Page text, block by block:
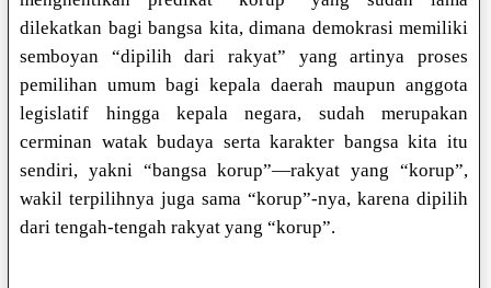
dilekatkan bagi bangsa kita, dimana demokrasi memiliki
semboyan “dipilih dari rakyat” yang artinya proses
pemilihan umum bagi kepala daerah maupun anggota
legislatif hingga kepala negara, sudah merupakan
cerminan watak budaya serta karakter bangsa kita itu
sendiri, yakni “bangsa korup”—rakyat yang “korup”,
wakil terpilihnya juga sama “korup”-nya, karena dipilih
dari tengah-tengah rakyat yang “korup”.